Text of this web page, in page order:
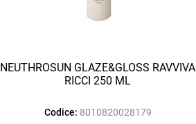
NEUTHROSUN GLAZE&GLOSS RAVVIVA
RICCI 250 ML
Codice: 8010820028179